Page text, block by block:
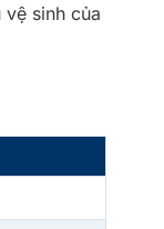
sinh của